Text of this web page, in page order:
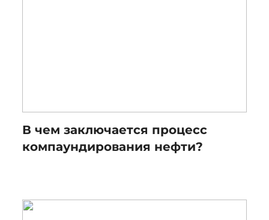
В чем заключается процесс
компаундирования нефти?